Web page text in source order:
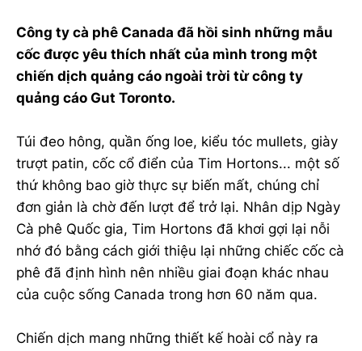
Công ty cà phê Canada đã hồi sinh những mẫu
cốc được yêu thích nhất của mình trong một
chiến dịch quảng cáo ngoài trời từ công ty
quảng cáo Gut Toronto.
Túi đeo hông, quần ống loe, kiểu tóc mullets, giày
trượt patin, cốc cổ điển của Tim Hortons... một số
thứ không bao giờ thực sự biến mất, chúng chỉ
đơn giản là chờ đến lượt để trở lại. Nhân dịp Ngày
Cà phê Quốc gia, Tim Hortons đã khơi gợi lại nỗi
nhớ đó bằng cách giới thiệu lại những chiếc cốc cà
phê đã định hình nên nhiều giai đoạn khác nhau
của cuộc sống Canada trong hơn 60 năm qua.
Chiến dịch mang những thiết kế hoài cổ này ra